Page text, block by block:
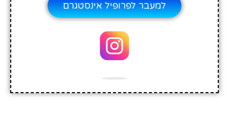
למעבר לפרופיל אינסטגרם